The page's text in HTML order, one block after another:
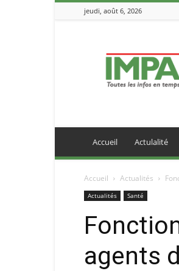
jeudi, août 6, 2026
Accueil Actulalité
Accueil Actualités
Actualités Santé
agents